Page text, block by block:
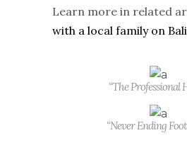
Learn more in related
with a local family on Bali
“The Professional
“Never Ending